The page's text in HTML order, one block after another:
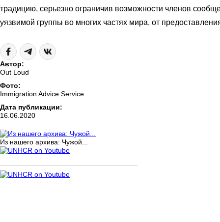
традицию, серьезно ограничив возможности членов
уязвимой группы во многих частях мира, от
Автор:
Out Loud
Фото:
Immigration Advice Service
Дата публикации:
16.06.2020
Из нашего архива: Чужой...